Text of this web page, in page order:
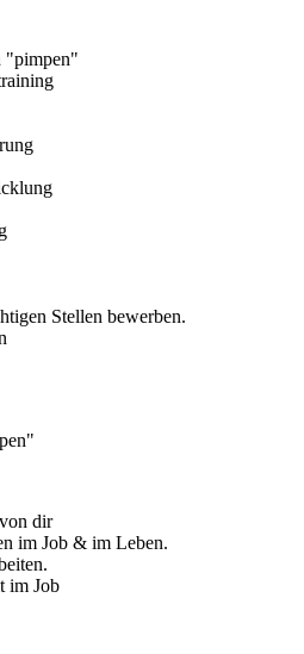
"pimpen"
Stellen bewerben.
dir
im Job & im Leben.
im Job